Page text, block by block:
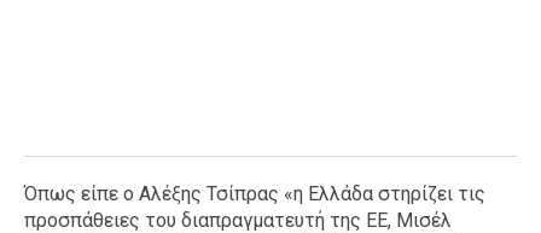
Όπως είπε ο Αλέξης Τσίπρας «η Ελλάδα στηρίζει τις
προσπάθειες του διαπραγματευτή της ΕΕ, Μισέλ